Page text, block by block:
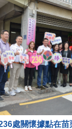
處關懷據點在苗